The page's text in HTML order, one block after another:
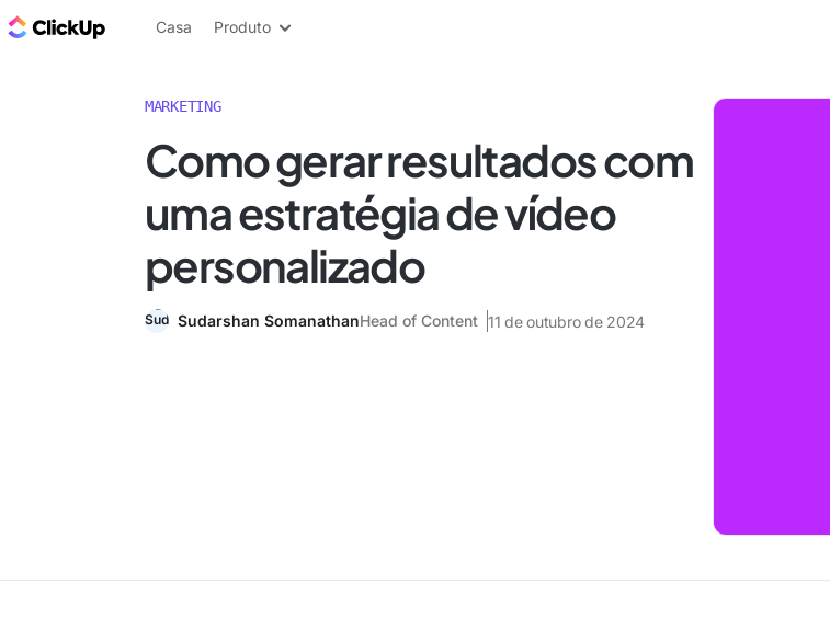
ClickUp Blogue
Casa Produto
MARKETING
Como gerar resultados com
uma estratégia de vídeo
personalizado
Sudarshan SomanathanHead of Content 11 de outubro de 2024